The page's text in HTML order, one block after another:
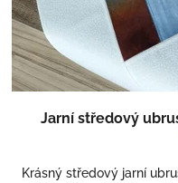
k
ů
Jarní středový
Krásný středový jarní